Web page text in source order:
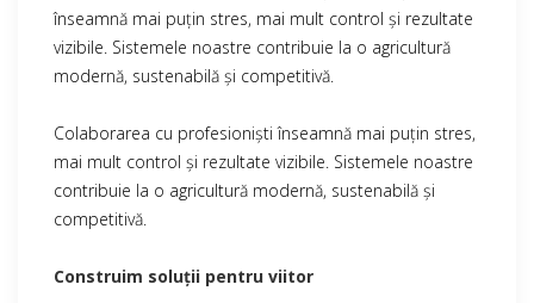
înseamnă mai puțin stres, mai mult control și rezultate
vizibile. Sistemele noastre contribuie la o agricultură
modernă, sustenabilă și competitivă.
Colaborarea cu profesioniști înseamnă mai puțin stres,
mai mult control și rezultate vizibile. Sistemele noastre
contribuie la o agricultură modernă, sustenabilă și
competitivă.
Construim soluții pentru viitor